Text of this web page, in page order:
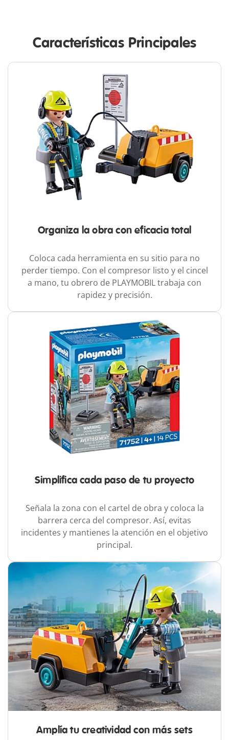
Características Principales
Organiza la obra con eficacia total
Coloca cada herramienta en su sitio para no
perder tiempo. Con el compresor listo y el cincel
a mano, tu obrero de PLAYMOBIL trabaja con
rapidez y precisión.
Simplifica cada paso de tu proyecto
Señala la zona con el cartel de obra y coloca la
barrera cerca del compresor. Así, evitas
incidentes y mantienes la atención en el objetivo
principal.
Amplía tu creatividad con más sets